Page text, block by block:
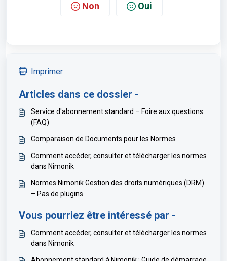
Non Oui
Imprimer
Articles dans ce dossier -
Service d'abonnement standard – Foire aux questions
(FAQ)
Comparaison de Documents pour les Normes
Comment accéder, consulter et télécharger les normes
dans Nimonik
Normes Nimonik Gestion des droits numériques (DRM)
– Pas de plugins.
Vous pourriez être intéressé par -
Comment accéder, consulter et télécharger les normes
dans Nimonik